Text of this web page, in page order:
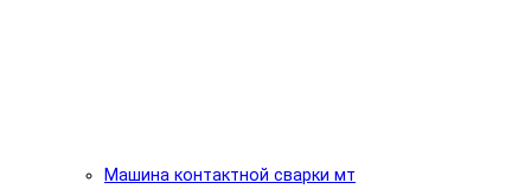
Машина контактной сварки мт